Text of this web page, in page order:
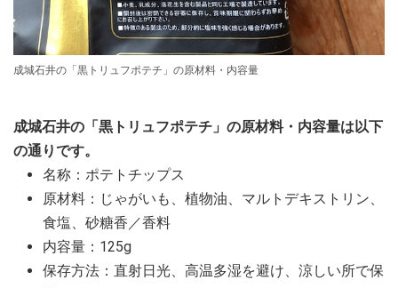
成城石井の「黒トリュフポテチ」の原材料・内容量
成城石井の「黒トリュフポテチ」の原材料・内容量は以下
の通りです。
名称：ポテトチップス
原材料：じゃがいも、植物油、マルトデキストリン、
食塩、砂糖香／香料
内容量：125g
保存方法：直射日光、高温多湿を避け、涼しい所で保